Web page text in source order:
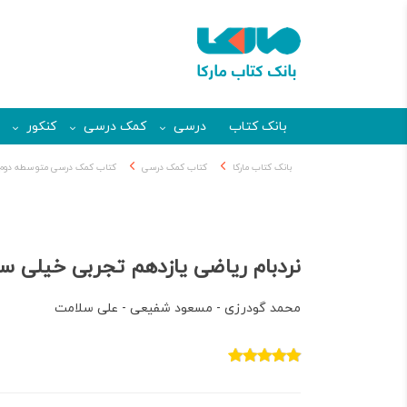
بانک کتاب درسی کمک درسی کنکور
بانک کتاب مارکا کتاب کمک درسی کتاب کمک درسی متوسطه دوم
نردبام ریاضی یازدهم تجربی خیلی
محمد گودرزی - مسعود شفیعی - علی سلامت